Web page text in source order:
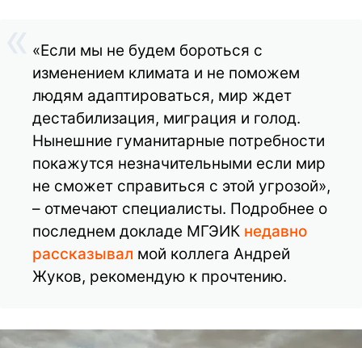
«Если мы не будем бороться с
изменением климата и не поможем
людям адаптироваться, мир ждет
дестабилизация, миграция и голод.
Нынешние гуманитарные потребности
покажутся незначительными если мир
не сможет справиться с этой угрозой»,
– отмечают специалисты. Подробнее о
последнем докладе МГЭИК недавно
рассказывал мой коллега Андрей
Жуков, рекомендую к прочтению.